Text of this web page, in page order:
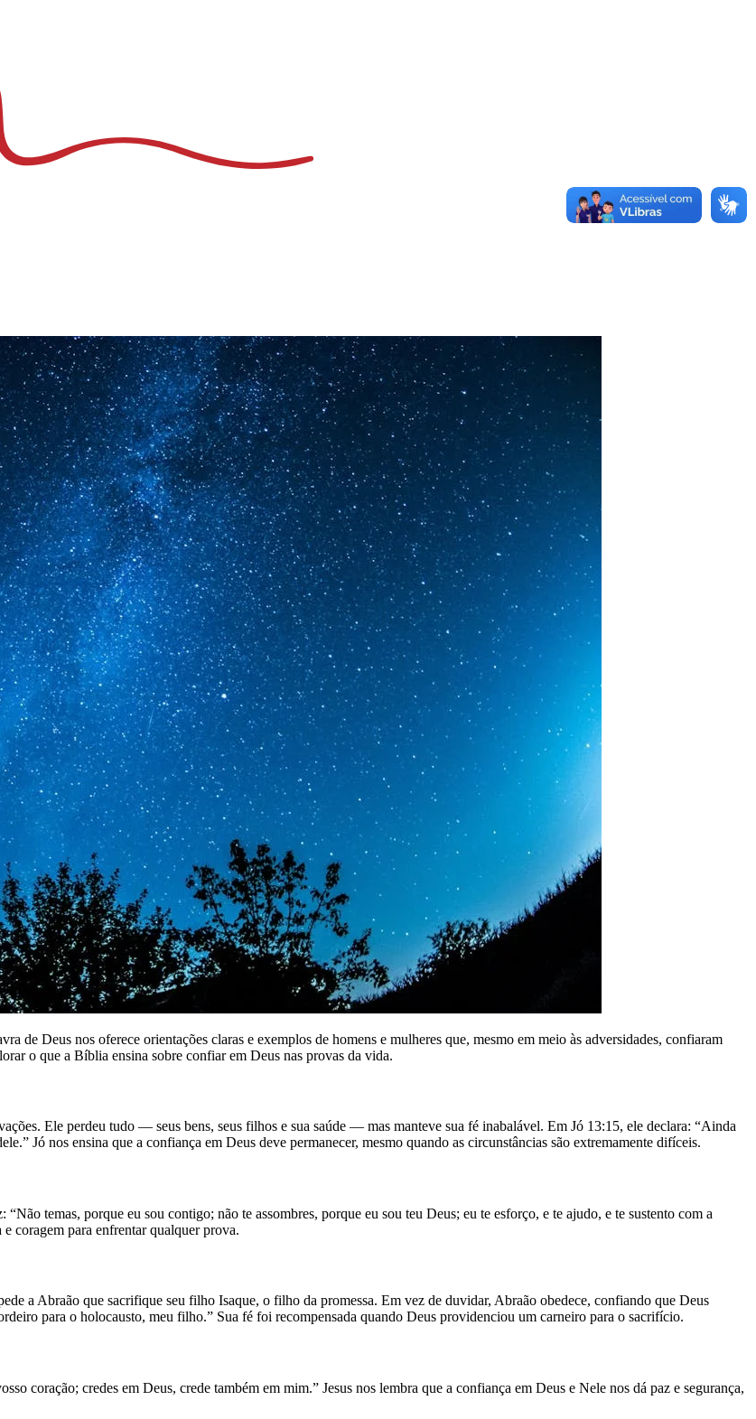
de Deus nos oferece orientações claras e exemplos de homens e mulheres que, mesmo em meio às adversidades, confiaram
o que a Bíblia ensina sobre confiar em Deus nas provas da vida.
Ele perdeu tudo — seus bens, seus filhos e sua saúde — mas manteve sua fé inabalável. Em Jó 13:15, ele declara: “Ainda
Jó nos ensina que a confiança em Deus deve permanecer, mesmo quando as circunstâncias são extremamente difíceis.
temas, porque eu sou contigo; não te assombres, porque eu sou teu Deus; eu te esforço, e te ajudo, e te sustento com a
coragem para enfrentar qualquer prova.
a Abraão que sacrifique seu filho Isaque, o filho da promessa. Em vez de duvidar, Abraão obedece, confiando que Deus
para o holocausto, meu filho.” Sua fé foi recompensada quando Deus providenciou um carneiro para o sacrifício.
coração; credes em Deus, crede também em mim.” Jesus nos lembra que a confiança em Deus e Nele nos dá paz e segurança,